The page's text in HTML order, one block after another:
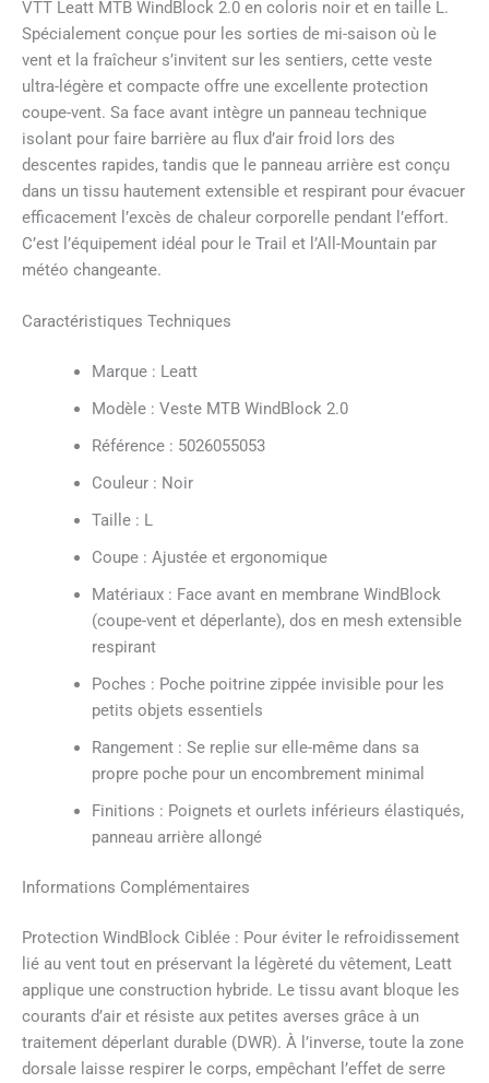
VTT Leatt MTB WindBlock 2.0 en coloris noir et en taille L.
Spécialement conçue pour les sorties de mi-saison où le
vent et la fraîcheur s’invitent sur les sentiers, cette veste
ultra-légère et compacte offre une excellente protection
coupe-vent. Sa face avant intègre un panneau technique
isolant pour faire barrière au flux d’air froid lors des
descentes rapides, tandis que le panneau arrière est conçu
dans un tissu hautement extensible et respirant pour évacuer
efficacement l’excès de chaleur corporelle pendant l’effort.
C’est l’équipement idéal pour le Trail et l’All-Mountain par
météo changeante.
Caractéristiques Techniques
Marque : Leatt
Modèle : Veste MTB WindBlock 2.0
Référence : 5026055053
Couleur : Noir
Taille : L
Coupe : Ajustée et ergonomique
Matériaux : Face avant en membrane WindBlock
(coupe-vent et déperlante), dos en mesh extensible
respirant
Poches : Poche poitrine zippée invisible pour les
petits objets essentiels
Rangement : Se replie sur elle-même dans sa
propre poche pour un encombrement minimal
Finitions : Poignets et ourlets inférieurs élastiqués,
panneau arrière allongé
Informations Complémentaires
Protection WindBlock Ciblée : Pour éviter le refroidissement
lié au vent tout en préservant la légèreté du vêtement, Leatt
applique une construction hybride. Le tissu avant bloque les
courants d’air et résiste aux petites averses grâce à un
traitement déperlant durable (DWR). À l’inverse, toute la zone
dorsale laisse respirer le corps, empêchant l’effet de serre